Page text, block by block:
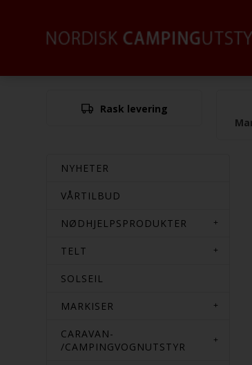
Rask levering
NYHETER
VÅRTILBUD
NØDHJELPSPRODUKTER
TELT
SOLSEIL
MARKISER
CARAVAN-
/CAMPINGVOGNUTSTYR